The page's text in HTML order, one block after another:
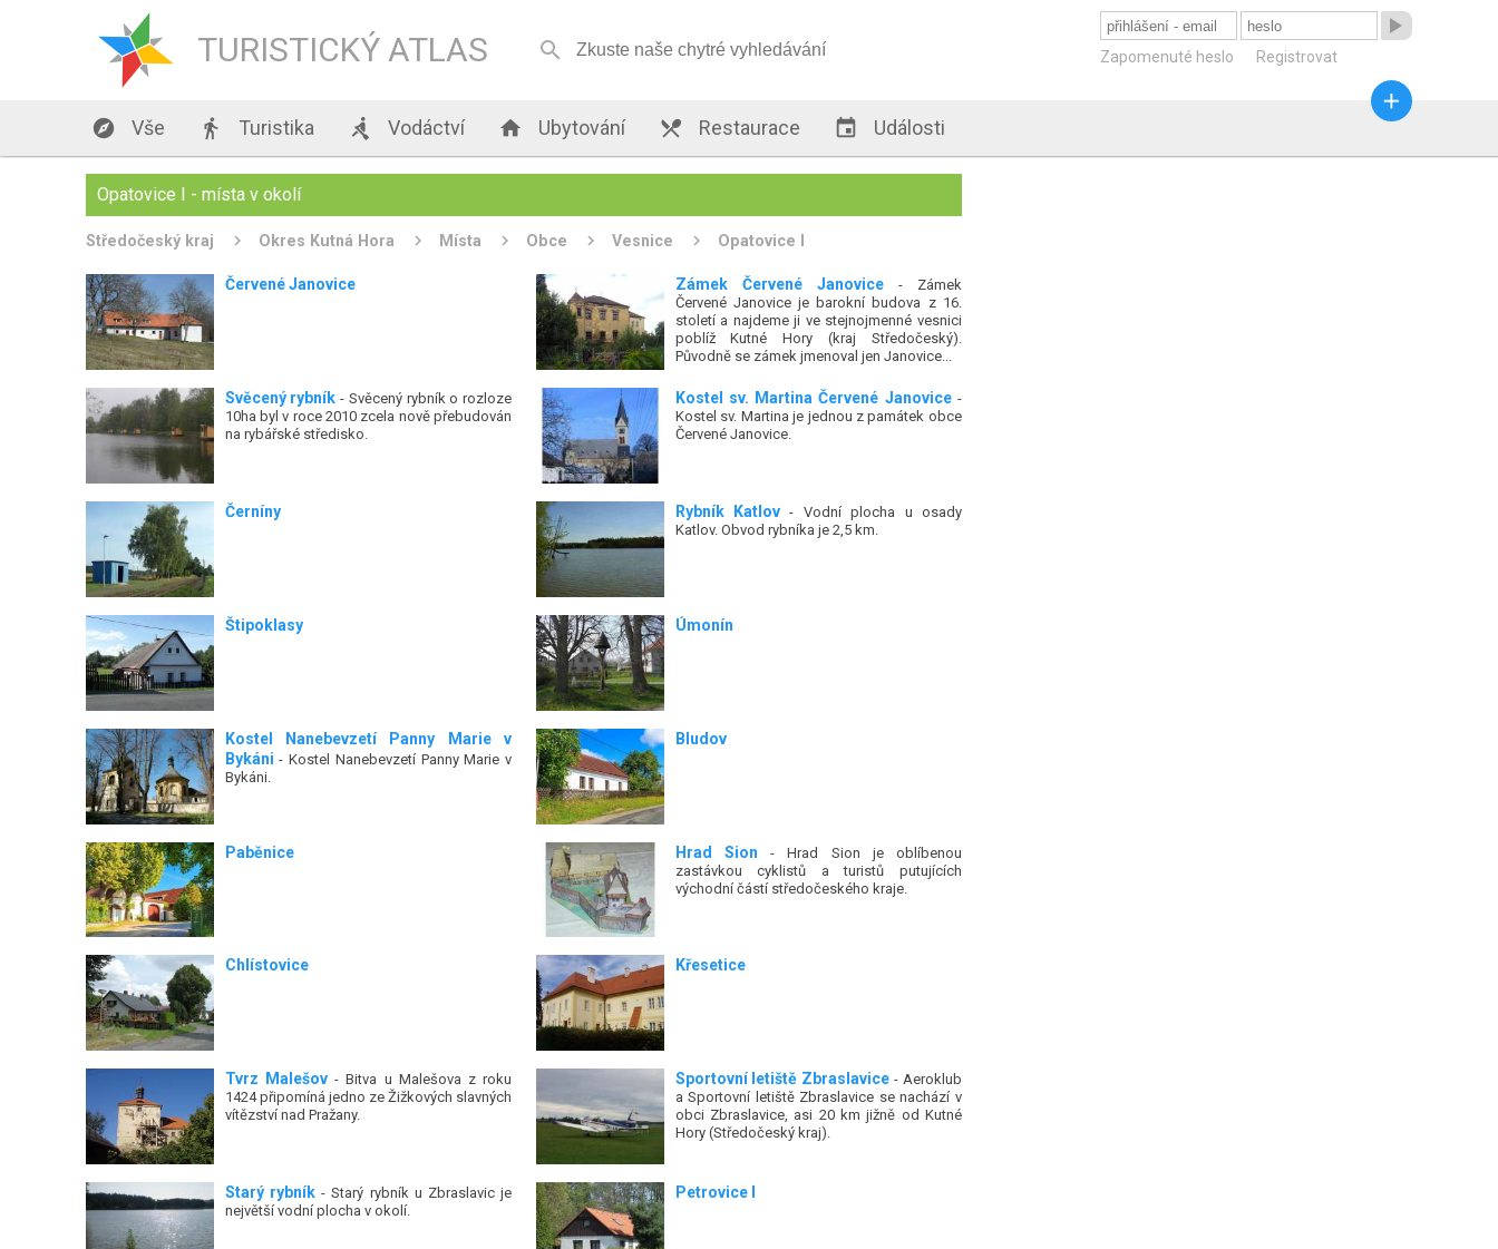
TURISTICKÝ ATLAS 

Zapomenuté heslo Registrovat
 Vše  Turistika  Vodáctví  Ubytování  Restaurace  Události

Opatovice I - místa v okolí
Středočeský kraj Okres Kutná Hora Místa Obce Vesnice Opatovice I
Zámek Červené Janovice- Zámek
Červené Janovice je barokní budova z 16.
století a najdeme ji ve stejnojmenné vesnici
poblíž Kutné Hory (kraj Středočeský).
Původně se zámek jmenoval jen Janovice...
Červené Janovice
Kostel sv. Martina Červené Janovice-
Kostel sv. Martina je jednou z památek obce
Červené Janovice.
Svěcený rybník - Svěcený rybník o rozloze
10ha byl v roce 2010 zcela nově přebudován
na rybářské středisko.
Rybník Katlov - Vodní plocha u osady
Katlov. Obvod rybníka je 2,5 km.
Černíny
Úmonín
Štipoklasy
Bludov
Kostel Nanebevzetí Panny Marie v
Bykáni - Kostel Nanebevzetí Panny Marie v
Bykáni.
Hrad Sion - Hrad Sion je oblíbenou
zastávkou cyklistů a turistů putujících
východní částí středočeského kraje.
Paběnice
Křesetice
Chlístovice
Sportovní letiště Zbraslavice - Aeroklub
a Sportovní letiště Zbraslavice se nachází v
obci Zbraslavice, asi 20 km jižně od Kutné
Hory (Středočeský kraj).
Tvrz Malešov- Bitva u Malešova z roku
1424 připomíná jedno ze Žižkových slavných
vítězství nad Pražany.
Petrovice I
Starý rybník- Starý rybník u Zbraslavic je
největší vodní plocha v okolí.